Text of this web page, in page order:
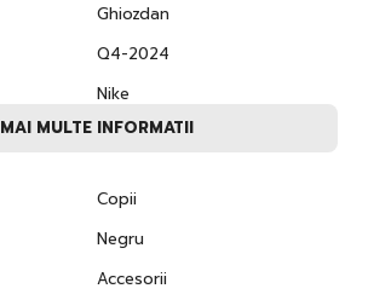
Ghiozdan
Q4-2024
Nike
MAI MULTE INFORMATII
Copii
Negru
Accesorii